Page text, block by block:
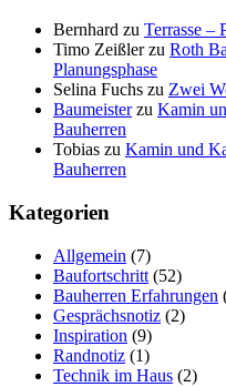
Bernhard zu Terrasse –
Timo Zeißlerzu Roth
Planungsphase
Selina Fuchs zu Zwei
Baumeisterzu Kamin
Bauherren
Tobias zu Kamin und
Bauherren
Kategorien
Allgemein (7)
Baufortschritt (52)
Bauherren Erfahrungen
Gesprächsnotiz (2)
Inspiration (9)
Randnotiz (1)
Technik im Haus (2)